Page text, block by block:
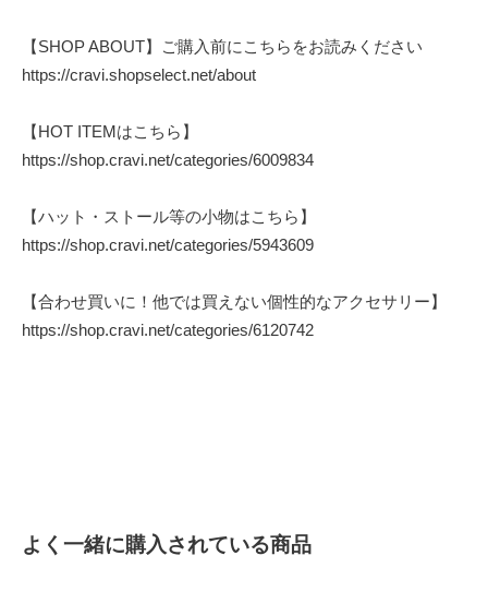
【SHOP ABOUT】ご購入前にこちらをお読みください
https://cravi.shopselect.net/about
【HOT ITEMはこちら】
https://shop.cravi.net/categories/6009834
【ハット・ストール等の小物はこちら】
https://shop.cravi.net/categories/5943609
【合わせ買いに！他では買えない個性的なアクセサリー】
https://shop.cravi.net/categories/6120742
よく一緒に購入されている商品